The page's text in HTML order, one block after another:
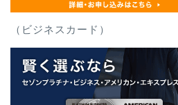
（ビジネスカード）